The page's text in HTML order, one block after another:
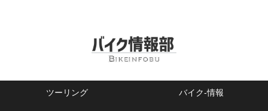
ツーリング バイク-情報